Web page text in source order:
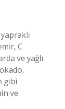
C
ve yağlı
gibi
ve